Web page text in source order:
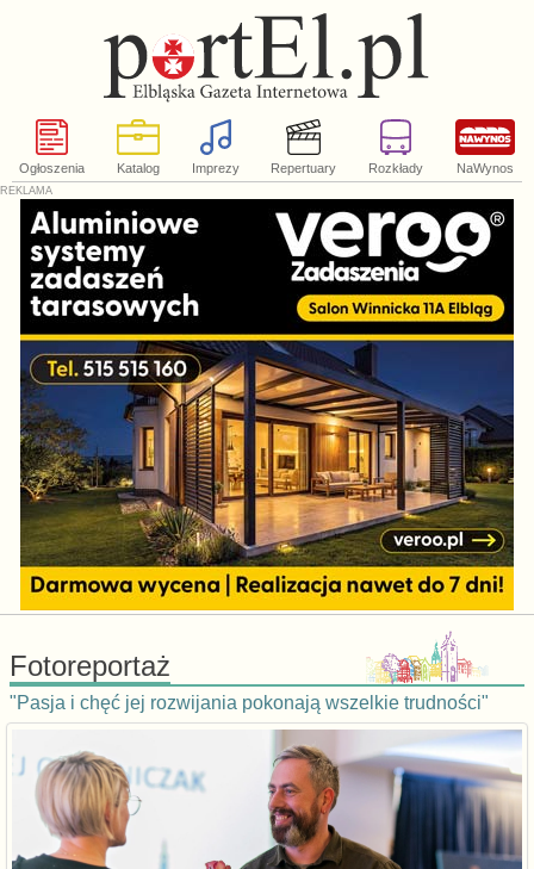
Ogłoszenia Katalog Imprezy Repertuary Rozkłady NaWynos
Fotoreportaż
"Pasja i chęć jej rozwijania pokonają wszelkie trudności"